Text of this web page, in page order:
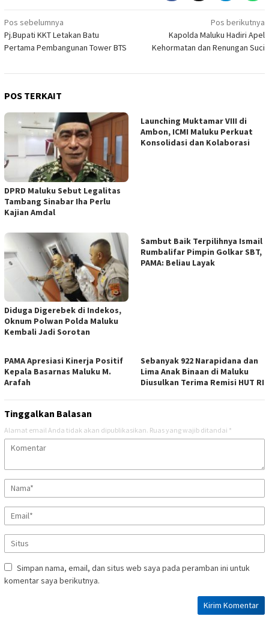
Navigasi
pos
Pos sebelumnya
Pj.Bupati KKT Letakan Batu
Pertama Pembangunan Tower BTS
Pos berikutnya
Kapolda Maluku Hadiri Apel
Kehormatan dan Renungan Suci
POS TERKAIT
DPRD Maluku Sebut Legalitas
Tambang Sinabar Iha Perlu
Kajian Amdal
Launching Muktamar VIII di
Ambon, ICMI Maluku Perkuat
Konsolidasi dan Kolaborasi
Diduga Digerebek di Indekos,
Oknum Polwan Polda Maluku
Kembali Jadi Sorotan
Sambut Baik Terpilihnya Ismail
Rumbalifar Pimpin Golkar SBT,
PAMA: Beliau Layak
PAMA Apresiasi Kinerja Positif
Kepala Basarnas Maluku M.
Arafah
Sebanyak 922 Narapidana dan
Lima Anak Binaan di Maluku
Diusulkan Terima Remisi HUT RI
Tinggalkan Balasan
Alamat email Anda tidak akan dipublikasikan. Ruas yang wajib ditandai *
Simpan nama, email, dan situs web saya pada peramban ini untuk
komentar saya berikutnya.